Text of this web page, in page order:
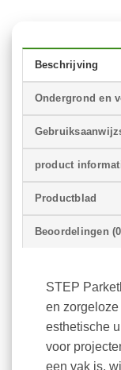
Beschrijving
Ondergrond en
product
Productblad
Beoordelingen
STEP
en
esthetische
voor
een vak is,